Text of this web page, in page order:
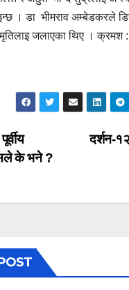
। डा भीमराव अम्बेडकरले
जलाएका थिए । क्रमश :
दर्शन-
के भने ?